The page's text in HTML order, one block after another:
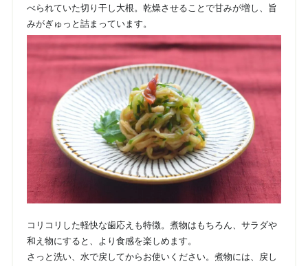
べられていた切り干し大根。乾燥させることで甘みが増し、旨
みがぎゅっと詰まっています。
コリコリした軽快な歯応えも特徴。煮物はもちろん、サラダや
和え物にすると、より食感を楽しめます。
さっと洗い、水で戻してからお使いください。煮物には、戻し